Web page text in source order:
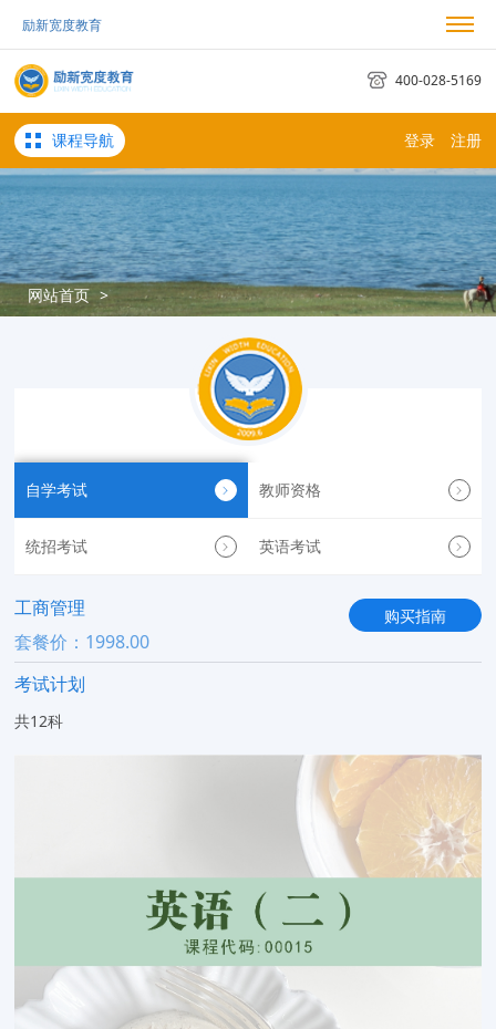
励新宽度教育
考试日历
400-028-5169
课程导航 登录 注册
网站首页 >
自学考试 教师资格
统招考试 英语考试
工商管理
套餐价：1998.00
购买指南
考试计划
共12科